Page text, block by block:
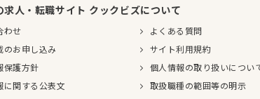
求人・転職サイト クックビズについて
わせ
よくある質問
のお申し込み
サイト利用規約
保護方針
個人情報の取り扱いについ
に関する公表文
取扱職種の範囲等の明示